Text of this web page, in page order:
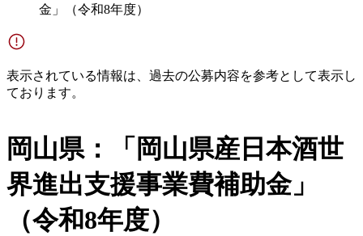
金」（令和8年度）
表示されている情報は、過去の公募内容を参考として表示し
ております。
岡山県：「岡山県産日本酒世
界進出支援事業費補助金」
（令和8年度）